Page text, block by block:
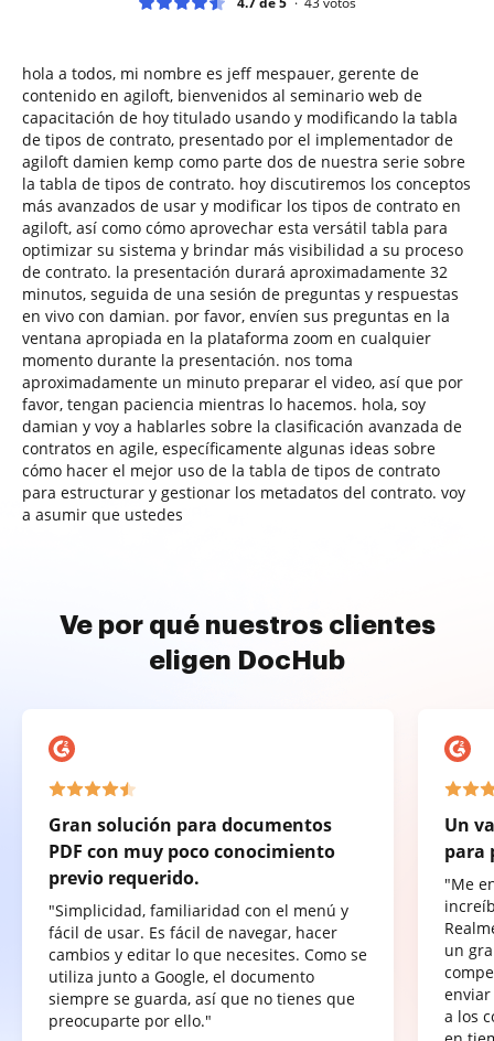
hola a todos, mi nombre es jeff mespauer, gerente de
contenido en agiloft, bienvenidos al seminario web de
capacitación de hoy titulado usando y modificando la tabla
de tipos de contrato, presentado por el implementador de
agiloft damien kemp como parte dos de nuestra serie sobre
la tabla de tipos de contrato. hoy discutiremos los conceptos
más avanzados de usar y modificar los tipos de contrato en
agiloft, así como cómo aprovechar esta versátil tabla para
optimizar su sistema y brindar más visibilidad a su proceso
de contrato. la presentación durará aproximadamente 32
minutos, seguida de una sesión de preguntas y respuestas
en vivo con damian. por favor, envíen sus preguntas en la
ventana apropiada en la plataforma zoom en cualquier
momento durante la presentación. nos toma
aproximadamente un minuto preparar el video, así que por
favor, tengan paciencia mientras lo hacemos. hola, soy
damian y voy a hablarles sobre la clasificación avanzada de
contratos en agile, específicamente algunas ideas sobre
cómo hacer el mejor uso de la tabla de tipos de contrato
para estructurar y gestionar los metadatos del contrato. voy
a asumir que ustedes
Ve por qué nuestros clientes
eligen DocHub
Gran solución para documentos
PDF con muy poco conocimiento
previo requerido.
"Simplicidad, familiaridad con el menú y
fácil de usar. Es fácil de navegar, hacer
cambios y editar lo que necesites. Como se
utiliza junto a Google, el documento
siempre se guarda, así que no tienes que
preocuparte por ello."
Un
para
"Me
un
a los